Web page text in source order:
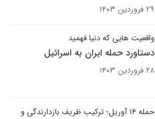
۲۹ فروردین ۱۴۰۳
واقعیت هایی که دنیا فهمید
دستاورد حمله ایران به اسرائیل
۲۸ فروردین ۱۴۰۳
حمله ۱۴ آوریل؛ ترکیب ظریف بازدارندگی و